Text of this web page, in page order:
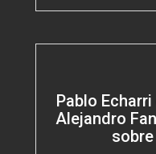
Pablo
Alejandro